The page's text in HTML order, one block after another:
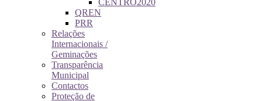
CENTRO2020
QREN
PRR
Relações
Internacionais /
Geminações
Transparência
Municipal
Contactos
Proteção de